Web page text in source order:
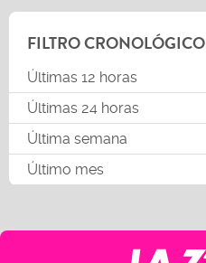
FILTRO CRONOLÓGICO
Últimas 12 horas
Últimas 24 horas
Última semana
Último mes